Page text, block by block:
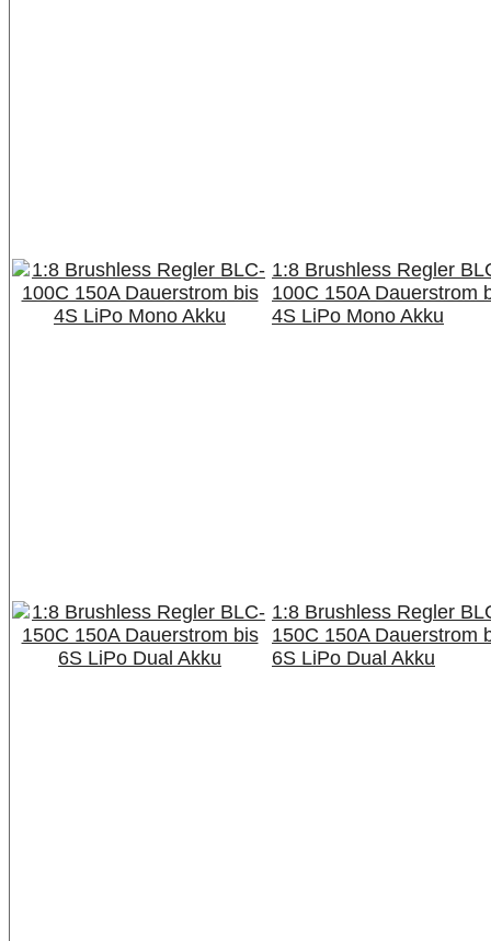
1:8 Brushless Regler
100C 150A Dauerstrom
4S LiPo Mono Akku
1:8 Brushless Regler
150C 150A Dauerstrom
6S LiPo Dual Akku